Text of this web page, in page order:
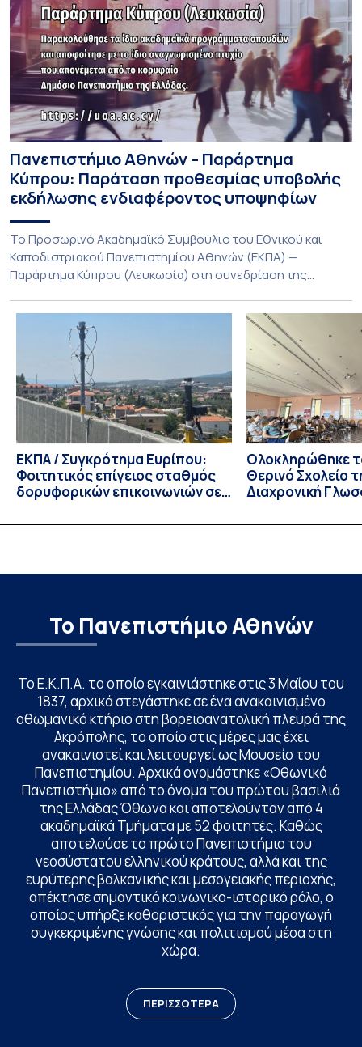
Πανεπιστήμιο Αθηνών – Παράρτημα
Κύπρου: Παράταση προθεσμίας υποβολής
εκδήλωσης ενδιαφέροντος υποψηφίων
Το Προσωρινό Ακαδημαϊκό Συμβούλιο του Εθνικού και
Καποδιστριακού Πανεπιστημίου Αθηνών (ΕΚΠΑ) —
Παράρτημα Κύπρου (Λευκωσία) στη συνεδρίαση της
παράταση της προθεσμίας υποβολής εκδήλωσης
ενδιαφέροντος για την φοίτηση σε Προγράμματα Σπουδών,
Τμημάτων του Πανεπιστημίου μας στο Παράρτημα Κύπρου
για το ακαδημαϊκό έτος 2026-2027, έως τη Δευτέρα 31
Αυγούστου 2026. […]
ΕΚΠΑ / Συγκρότημα Ευρίπου:
Φοιτητικός επίγειος σταθμός
δορυφορικών επικοινωνιών σε
Ολοκληρώθηκε
Θερινό Σχολείο
Διαχρονική
Linguistics in
Το Πανεπιστήμιο Αθηνών
Το Ε.Κ.Π.Α. το οποίο εγκαινιάστηκε στις 3 Μαΐου του
1837, αρχικά στεγάστηκε σε ένα ανακαινισμένο
οθωμανικό κτήριο στη βορειοανατολική πλευρά της
Ακρόπολης, το οποίο στις μέρες μας έχει
ανακαινιστεί και λειτουργεί ως Μουσείο του
Πανεπιστημίου. Αρχικά ονομάστηκε «Οθωνικό
Πανεπιστήμιο» από το όνομα του πρώτου βασιλιά
της Ελλάδας Όθωνα και αποτελούνταν από 4
ακαδημαϊκά Τμήματα με 52 φοιτητές. Καθώς
αποτελούσε το πρώτο Πανεπιστήμιο του
νεοσύστατου ελληνικού κράτους, αλλά και της
ευρύτερης βαλκανικής και μεσογειακής περιοχής,
απέκτησε σημαντικό κοινωνικο-ιστορικό ρόλο, ο
οποίος υπήρξε καθοριστικός για την παραγωγή
συγκεκριμένης γνώσης και πολιτισμού μέσα στη
χώρα.
ΠΕΡΙΣΣΟΤΕΡΑ